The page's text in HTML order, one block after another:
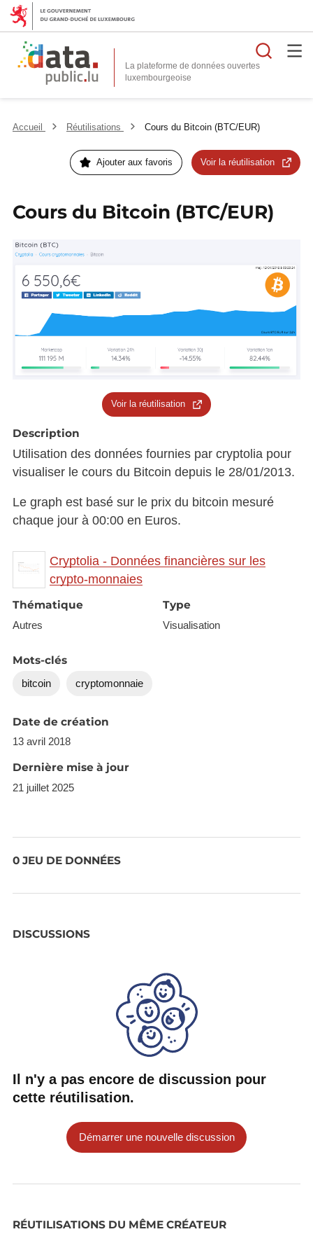
La plateforme de données ouvertes
Accueil Réutilisations Cours du Bitcoin (BTC/EUR)
Ajouter aux favoris Voir la réutilisation
Cours du Bitcoin (BTC/EUR)
Voir la réutilisation
Description
Utilisation des données fournies par cryptolia pour
visualiser le cours du Bitcoin depuis le 28/01/2013.
Le graph est basé sur le prix du bitcoin mesuré
chaque jour à 00:00 en Euros.
Cryptolia - Données financières sur les
crypto-monnaies
Thématique
Autres
Type
Visualisation
Mots-clés
bitcoin cryptomonnaie
Date de création
13 avril 2018
Dernière mise à jour
21 juillet 2025
0 JEU DE DONNÉES
DISCUSSIONS
Il n'y a pas encore de discussion pour
cette réutilisation.
Démarrer une nouvelle discussion
RÉUTILISATIONS DU MÊME CRÉATEUR